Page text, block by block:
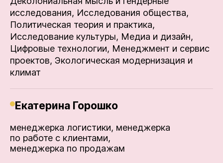
исследования, Исследования общества,
Политическая теория и практика,
Исследование культуры, Медиа и дизайн,
Цифровые технологии, Менеджмент и сервис
проектов, Экологическая модернизация и
климат
Екатерина Горошко
менеджерка логистики, менеджерка
по работе с клиентами,
менеджерка по продажам